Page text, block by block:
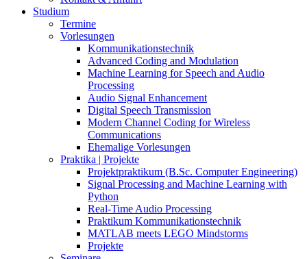
Studium
Termine
Vorlesungen
Kommunikationstechnik
Advanced Coding and Modulation
Machine Learning for Speech and Audio
Processing
Audio Signal Enhancement
Digital Speech Transmission
Modern Channel Coding for Wireless
Communications
Ehemalige Vorlesungen
Praktika | Projekte
Projektpraktikum (B.Sc. Computer Engineering)
Signal Processing and Machine Learning with
Python
Real-Time Audio Processing
Praktikum Kommunikationstechnik
MATLAB meets LEGO Mindstorms
Projekte